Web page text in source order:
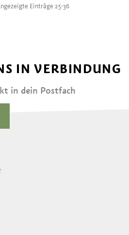
Einträge 25-36
IN VERBINDUNG
in dein Postfach